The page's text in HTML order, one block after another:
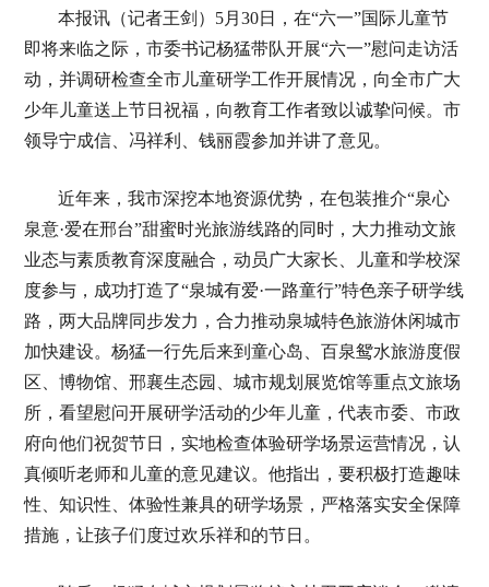
本报讯（记者王剑）5月30日，在“六一”国际儿童节
即将来临之际，市委书记杨猛带队开展“六一”慰问走访活
动，并调研检查全市儿童研学工作开展情况，向全市广大
少年儿童送上节日祝福，向教育工作者致以诚挚问候。市
领导宁成信、冯祥利、钱丽霞参加并讲了意见。
近年来，我市深挖本地资源优势，在包装推介“泉心
泉意·爱在邢台”甜蜜时光旅游线路的同时，大力推动文旅
业态与素质教育深度融合，动员广大家长、儿童和学校深
度参与，成功打造了“泉城有爱·一路童行”特色亲子研学线
路，两大品牌同步发力，合力推动泉城特色旅游休闲城市
加快建设。杨猛一行先后来到童心岛、百泉鸳水旅游度假
区、博物馆、邢襄生态园、城市规划展览馆等重点文旅场
所，看望慰问开展研学活动的少年儿童，代表市委、市政
府向他们祝贺节日，实地检查体验研学场景运营情况，认
真倾听老师和儿童的意见建议。他指出，要积极打造趣味
性、知识性、体验性兼具的研学场景，严格落实安全保障
措施，让孩子们度过欢乐祥和的节日。